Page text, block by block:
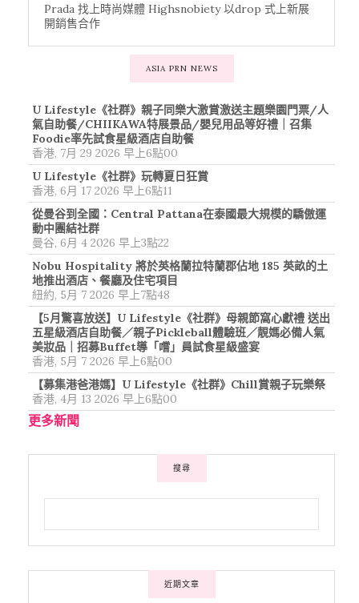
Prada 找上時尚媒體 Highsnobiety 以drop 式上新展
開銷售合作
ASIA PRN NEWS
U Lifestyle《社群》親子同樂大激賞激送主題樂園門票/人
氣自助餐/CHIIKAWA特展景品/嬰兒用品等好禮｜召集
Foodie率先試食星級酒店自助餐
香港, 7月 29 2026 早上6點00
U Lifestyle《社群》玩轉夏日狂賞
香港, 6月 17 2026 早上6點11
從曼谷到全國：Central Pattana在泰國最大規模的驕傲運
動中團結社群
曼谷, 6月 4 2026 早上3點22
Nobu Hospitality 將於英格蘭拉特蘭郡佔地 185 英畝的土
地推出酒店、餐廳及住宅項目
紐約, 5月 7 2026 早上7點48
【5月驚喜放送】U Lifestyle《社群》母親節窩心獻禮 送出
五星級酒店自助餐／親子Pickleball體驗班／靚媽必備人氣
美妝品｜招募Buffet導「嚐」員試食星級盛宴
香港, 5月 7 2026 早上6點00
【募集港爸港媽】U Lifestyle《社群》Chill賞親子玩樂祭
香港, 4月 13 2026 早上6點00
更多新聞
搜尋
近期文章